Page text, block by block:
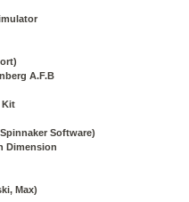
A.F.B
Kit
Software)
Dimension
Max)